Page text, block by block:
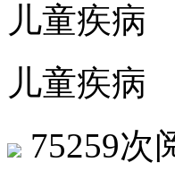
儿童疾病
儿童疾病
75259次